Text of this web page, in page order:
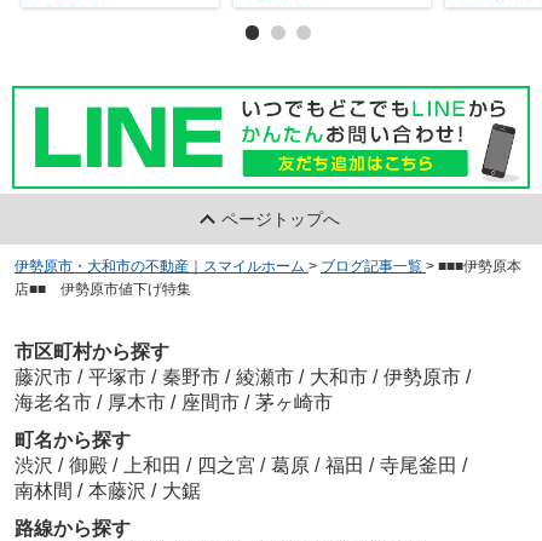
ページトップへ
伊勢原市・大和市の不動産｜スマイルホーム > ブログ記事一覧 > ■■■伊勢原本
店■■ 伊勢原市値下げ特集
市区町村から探す
藤沢市 / 平塚市 / 秦野市 / 綾瀬市 / 大和市 / 伊勢原市 /
海老名市 / 厚木市 / 座間市 / 茅ヶ崎市
町名から探す
渋沢 / 御殿 / 上和田 / 四之宮 / 葛原 / 福田 / 寺尾釜田 /
南林間 / 本藤沢 / 大鋸
路線から探す